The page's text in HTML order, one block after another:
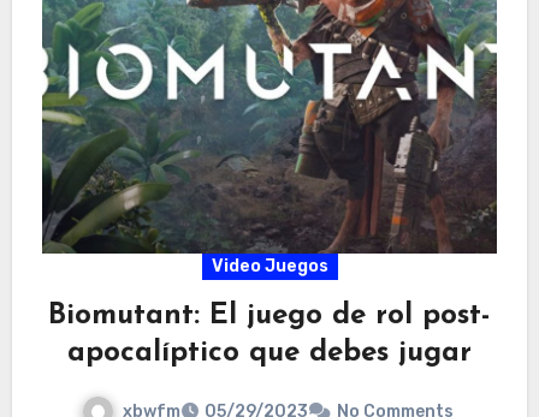
Video Juegos
Biomutant: El juego de rol post-
apocalíptico que debes jugar
xbwfm 05/29/2023 No Comments